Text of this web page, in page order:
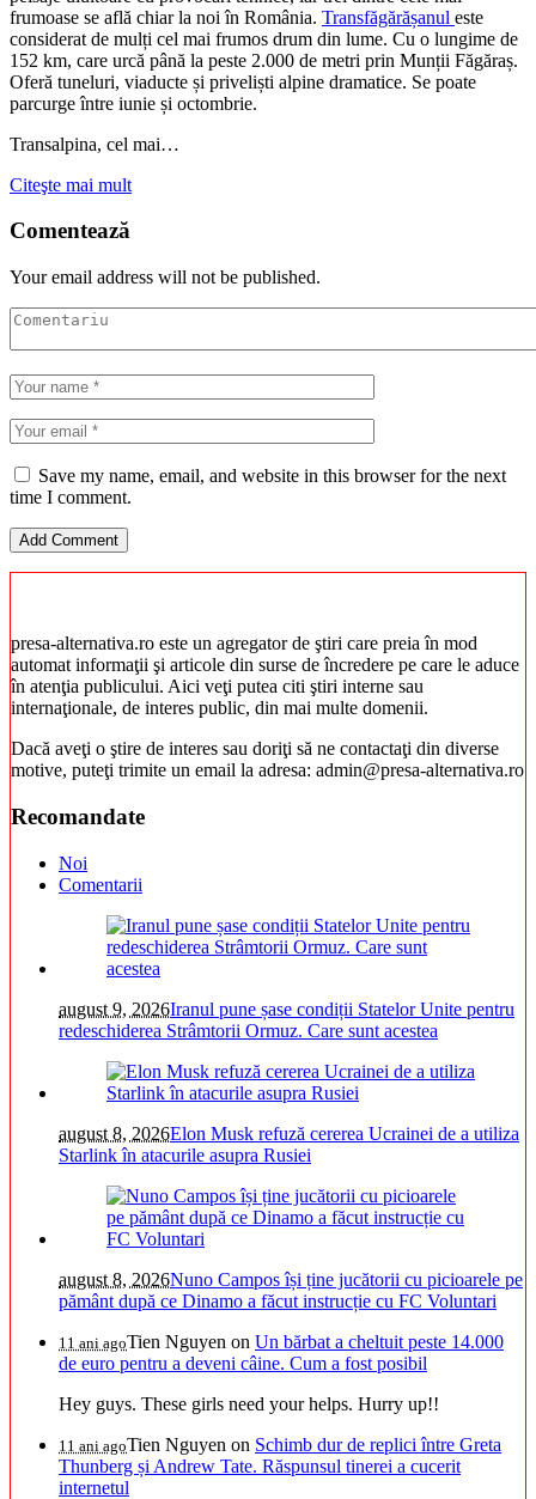
frumoase se află chiar la noi în România. Transfăgărășanul este
considerat de mulți cel mai frumos drum din lume. Cu o lungime de
152 km, care urcă până la peste 2.000 de metri prin Munții Făgăraș.
Oferă tuneluri, viaducte și priveliști alpine dramatice. Se poate
parcurge între iunie și octombrie.
Transalpina, cel mai…
Citeşte mai mult
Comentează
Your email address will not be published.
Save my name, email, and website in this browser for the next
time I comment.
presa-alternativa.ro este un agregator de ştiri care preia în mod
automat informaţii şi articole din surse de încredere pe care le aduce
în atenţia publicului. Aici veţi putea citi ştiri interne sau
internaţionale, de interes public, din mai multe domenii.
Dacă aveţi o ştire de interes sau doriţi să ne contactaţi din diverse
motive, puteţi trimite un email la adresa: admin@presa-alternativa.ro
Recomandate
Noi
Comentarii
august 9, 2026Iranul pune șase condiții Statelor Unite pentru
redeschiderea Strâmtorii Ormuz. Care sunt acestea
august 8, 2026Elon Musk refuză cererea Ucrainei de a utiliza
Starlink în atacurile asupra Rusiei
august 8, 2026Nuno Campos își ține jucătorii cu picioarele pe
pământ după ce Dinamo a făcut instrucție cu FC Voluntari
11 ani agoTien Nguyen on Un bărbat a cheltuit peste 14.000
de euro pentru a deveni câine. Cum a fost posibil
Hey guys. These girls need your helps. Hurry up!!
11 ani agoTien Nguyen on Schimb dur de replici între Greta
Thunberg și Andrew Tate. Răspunsul tinerei a cucerit
internetul